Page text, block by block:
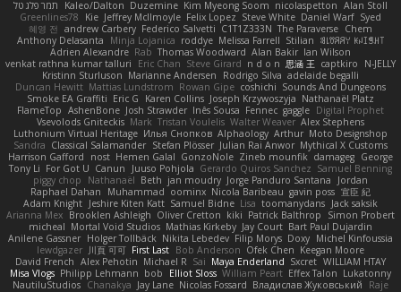
תמר פלג טל
Kaleo/Dalton Duzemine Kim Myeong Soom nicolaspetton Alan Stoll
Greenlines78
Kie Jeffrey McIlmoyle Felix Lopez Steve White Daniel Warf Syed
혜영 전 andrew Carbery Federico Salvetti C1T1Z333N The Paraverse Chem
Anthony Delasanta
Minja Lojanica roddye Melissa Farrell Stilian ꌃ꒒ꀎꋪꋪꌩ ꀘꈤꀤꁅꃅ꓄
Adrien Alexandre Rab Thomas Woodward Alan Bakir Ian Wilson
venkat rathna kumar talluri
Eric Chan Steve Girard n d o n 思涵 王 captkiro
N-JELLY
Kristinn Sturluson Marianne Andersen Rodrigo Silva adelaide begalli
Duncan Hewitt Mattias Lundstrom Rowan Gipe coshichi Sounds And Dungeons
Smoke EA Graffiti Eric G Karen Collins Joseph Krzywoszyja Nathanaël Platz
FlameTop AshenBone Josh Strawder Inês Sousa Fennec gaggle Digital Prophet
Vsevolods Gniteckis Mark Tristan Voulelis Walter Weaver Alex Stephens
Luthonium Virtual Heritage Илья Снопков Alphaology Arthur Moto Designshop
Sandra Classical Salamander Stefan Plösser Julian Rai Anwor Mythical X Customs
Harrison Gafford
nost Hemen Galal GonzoNole Zineb mounfik damageg George
Tony Li For Got U Canun Juuso Pohjola Gerardo Quiros Sanchez Samuel Benning
piggy chop
Nathanaël Beth jan moudry Jorge Panduro Santana
Jordan
Raphael Dahan
Muhammad oominx Nicola Baribeau gavin poss 宣臣 紀
Adam Knight Jeshire Kiten Katt Samuel Bidne Lisa toomanydans Jack saksik
Arianna Mex Brooklen Ashleigh Oliver Cretton kiki Patrick Balthrop
Simon Probert
micheal Mortal Void Studios Mathias Kirkeby Jay Court Bart Paul Dujardin
Anilene Gassner Holger Tollbäck Nikita Lebedev Filip Morys Doxy Michel Kinfoussia
lewdgazer 川頁 可可 First Last Bob Anderson Ofek Chen Keegan Moore
David French Alex Pehotin Michael R Sai Maya Enderland Sxcret WILLIAM HTAY
Misa Vlogs Philipp Lehmann bob Elliot Sloss William Peart Effex Talon Lukatonny
NautiluStudios Chanakya Jay Lane Nicolas Fossard Владислав Жуковський
Raje